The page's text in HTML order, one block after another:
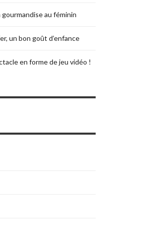
au féminin
un bon goût d’enfance
en forme de jeu vidéo !